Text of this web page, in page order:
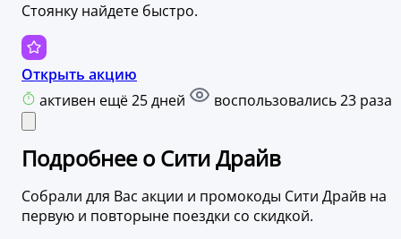
Стоянку найдете быстро.
Открыть акцию
активен ещё 25 дней
воспользовались 23 раза
Подробнее о Сити Драйв
Собрали для Вас акции и промокоды Сити Драйв на
первую и повторыне поездки со скидкой.